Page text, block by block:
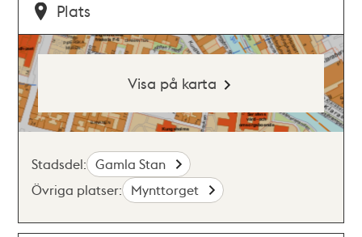
Plats
Visa på karta
Stadsdel: Gamla Stan
Övriga platser: Mynttorget